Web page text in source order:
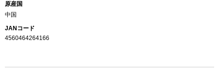
原産国
中国
JANコード
4560464264166